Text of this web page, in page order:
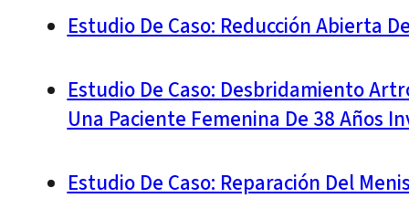
Estudio De Caso: Reducción Abierta
Estudio De Caso: Desbridamiento
Una Paciente Femenina De 38 Años
Estudio De Caso: Reparación Del